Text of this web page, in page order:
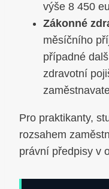
výše 8 450
Zákonné
měsíčního
případné
zdravotní
Pro praktikanty,
rozsahem
právní předpisy v